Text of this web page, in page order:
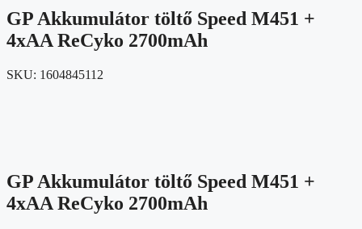
GP Akkumulátor töltő Speed M451 +
4xAA ReCyko 2700mAh
SKU: 1604845112
GP Akkumulátor töltő Speed M451 +
4xAA ReCyko 2700mAh